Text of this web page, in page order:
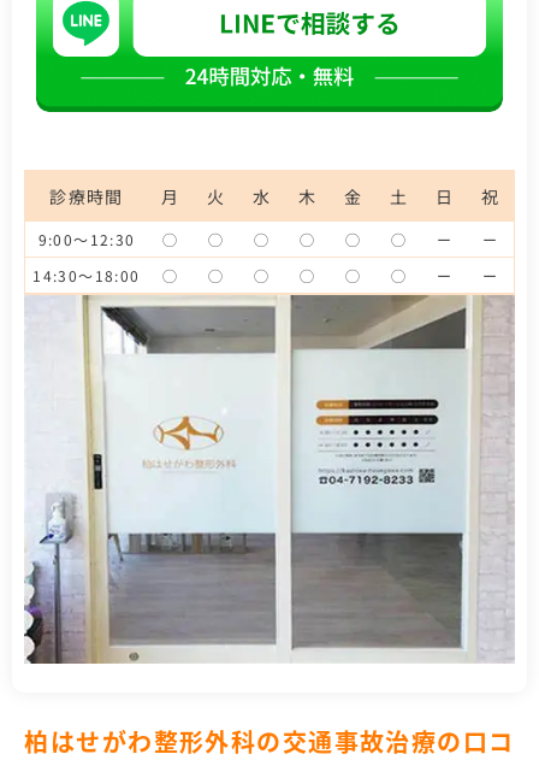
診療時間 月 火 水 木 金 土 日 祝
9:00～12:30 ◯ ◯ ◯ ◯ ◯ ◯ ー
ー
14:30～18:00
◯ ◯ ◯ ◯ ◯ ◯ ー ー
柏はせがわ整形外科の交通事故治療の口コ